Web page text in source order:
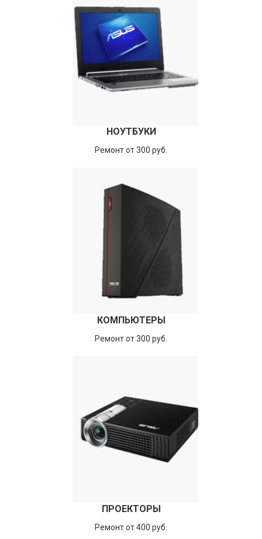
НОУТБУКИ
Ремонт от 300 руб.
КОМПЬЮТЕРЫ
Ремонт от 300 руб.
ПРОЕКТОРЫ
Ремонт от 400 руб.